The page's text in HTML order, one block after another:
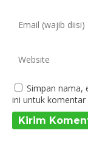
Simpan nama,
ini untuk komentar